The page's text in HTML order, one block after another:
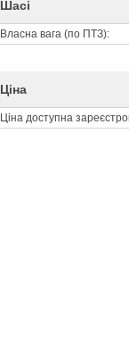
Шасі
Власна вага (по ПТЗ):
Ціна
Ціна доступна